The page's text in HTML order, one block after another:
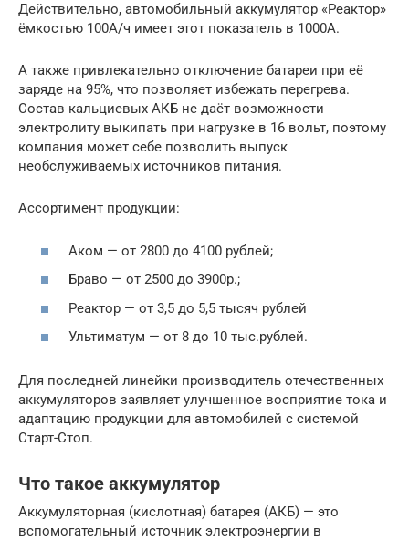
Действительно, автомобильный аккумулятор «Реактор»
ёмкостью 100А/ч имеет этот показатель в 1000А.
А также привлекательно отключение батареи при её
заряде на 95%, что позволяет избежать перегрева.
Состав кальциевых АКБ не даёт возможности
электролиту выкипать при нагрузке в 16 вольт, поэтому
компания может себе позволить выпуск
необслуживаемых источников питания.
Ассортимент продукции:
Аком — от 2800 до 4100 рублей;
Браво — от 2500 до 3900р.;
Реактор — от 3,5 до 5,5 тысяч рублей
Ультиматум — от 8 до 10 тыс.рублей.
Для последней линейки производитель отечественных
аккумуляторов заявляет улучшенное восприятие тока и
адаптацию продукции для автомобилей с системой
Старт-Стоп.
Что такое аккумулятор
Аккумуляторная (кислотная) батарея (АКБ) — это
вспомогательный источник электроэнергии в